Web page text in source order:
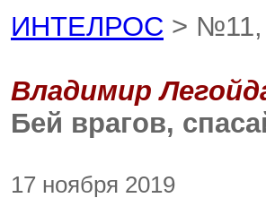
ИНТЕЛРОС > №11,
Владимир
Бей врагов,
17 ноября 2019